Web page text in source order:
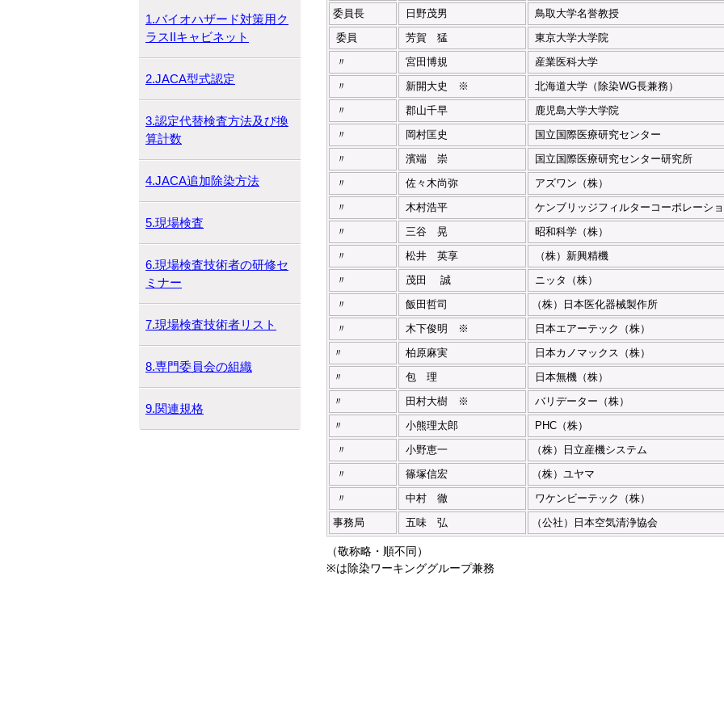
委員長 日野茂男
鳥取大学名誉教授
委員
芳賀 猛
東京大学大学院
〃
宮田博規
産業医科大学
〃
新開大史 ※
北海道大学（除染WG長兼務）
〃
郡山千早
鹿児島大学大学院
〃
岡村匡史
国立国際医療研究センター
〃
濱端 崇
国立国際医療研究センター研究所
〃
佐々木尚弥
アズワン（株）
〃
木村浩平
ケンブリッジフィルターコーポレーシ
〃
三谷 晃
昭和科学（株）
〃
松井 英享
（株）新興精機
〃
茂田 誠
ニッタ（株）
〃
飯田哲司
（株）日本医化器械製作所
〃
木下俊明 ※
日本エアーテック（株）
〃
柏原麻実
日本カノマックス（株）
〃
包 理
日本無機（株）
〃
田村大樹 ※
バリデーター（株）
〃
小熊理太郎
PHC（株）
〃
小野恵一
（株）日立産機システム
〃
篠塚信宏
（株）ユヤマ
〃
中村 徹
ワケンビーテック（株）
事務局
五味 弘 （公社）日本空気清浄協会
（敬称略・順不同）
※は除染ワーキンググループ兼務
1.バイオハザード対策用ク
ラスIIキャビネット
2.JACA型式認定
3.認定代替検査方法及び換
算計数
4.JACA追加除染方法
5.現場検査
6.現場検査技術者の研修セ
ミナー
7.現場検査技術者リスト
8.専門委員会の組織
9.関連規格